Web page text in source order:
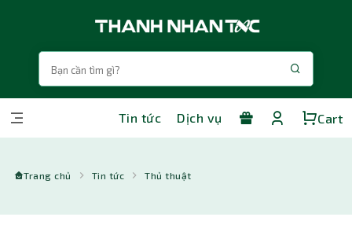
Tin tức Dịch vụ Cart
Trang chủ Tin tức Thủ thuật